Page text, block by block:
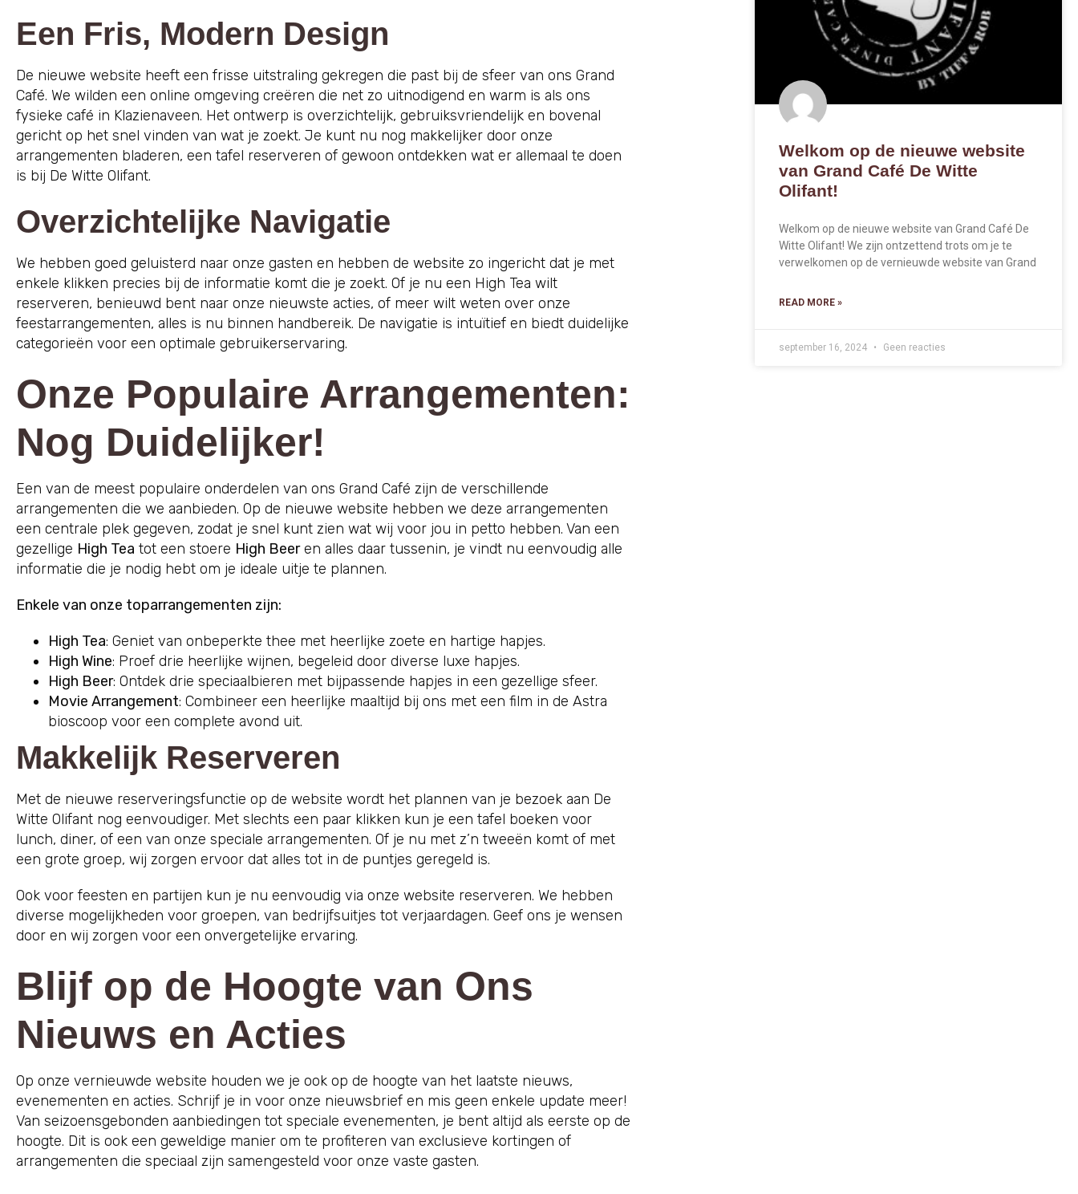
Een Fris, Modern Design
De nieuwe website heeft een frisse uitstraling gekregen die past bij de sfeer van ons Grand
Café. We wilden een online omgeving creëren die net zo uitnodigend en warm is als ons
fysieke café in Klazienaveen. Het ontwerp is overzichtelijk, gebruiksvriendelijk en bovenal
gericht op het snel vinden van wat je zoekt. Je kunt nu nog makkelijker door onze
arrangementen bladeren, een tafel reserveren of gewoon ontdekken wat er allemaal te doen
is bij De Witte Olifant.
Overzichtelijke Navigatie
We hebben goed geluisterd naar onze gasten en hebben de website zo ingericht dat je met
enkele klikken precies bij de informatie komt die je zoekt. Of je nu een High Tea wilt
reserveren, benieuwd bent naar onze nieuwste acties, of meer wilt weten over onze
feestarrangementen, alles is nu binnen handbereik. De navigatie is intuïtief en biedt duidelijke
categorieën voor een optimale gebruikerservaring.
Onze Populaire Arrangementen:
Nog Duidelijker!
Een van de meest populaire onderdelen van ons Grand Café zijn de verschillende
arrangementen die we aanbieden. Op de nieuwe website hebben we deze arrangementen
een centrale plek gegeven, zodat je snel kunt zien wat wij voor jou in petto hebben. Van een
gezellige High Tea tot een stoere High Beeren alles daar tussenin, je vindt nu eenvoudig alle
informatie die je nodig hebt om je ideale uitje te plannen.
Enkele van onze toparrangementen zijn:
High Tea: Geniet van onbeperkte thee met heerlijke zoete en hartige hapjes.
High Wine: Proef drie heerlijke wijnen, begeleid door diverse luxe hapjes.
High Beer: Ontdek drie speciaalbieren met bijpassende hapjes in een gezellige sfeer.
Movie Arrangement: Combineer een heerlijke maaltijd bij ons met een film in de Astra
bioscoop voor een complete avond uit.
Makkelijk Reserveren
Met de nieuwe reserveringsfunctie op de website wordt het plannen van je bezoek aan De
Witte Olifant nog eenvoudiger. Met slechts een paar klikken kun je een tafel boeken voor
lunch, diner, of een van onze speciale arrangementen. Of je nu met z’n tweeën komt of met
een grote groep, wij zorgen ervoor dat alles tot in de puntjes geregeld is.
Ook voor feesten en partijen kun je nu eenvoudig via onze website reserveren. We hebben
diverse mogelijkheden voor groepen, van bedrijfsuitjes tot verjaardagen. Geef ons je wensen
door en wij zorgen voor een onvergetelijke ervaring.
Blijf op de Hoogte van Ons
Nieuws en Acties
Op onze vernieuwde website houden we je ook op de hoogte van het laatste nieuws,
evenementen en acties. Schrijf je in voor onze nieuwsbrief en mis geen enkele update meer!
Van seizoensgebonden aanbiedingen tot speciale evenementen, je bent altijd als eerste op de
hoogte. Dit is ook een geweldige manier om te profiteren van exclusieve kortingen of
arrangementen die speciaal zijn samengesteld voor onze vaste gasten.
Welkom op de nieuwe website
van Grand Café De Witte
Olifant!
Welkom op de nieuwe website van Grand Café De
Witte Olifant! We zijn ontzettend trots om je te
verwelkomen op de vernieuwde website van Grand
READ MORE »
september 16, 2024 Geen reacties